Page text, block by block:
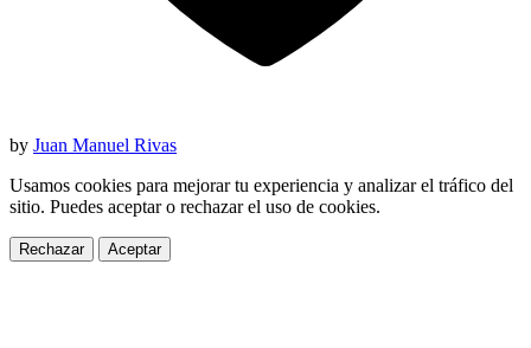
by Juan Manuel Rivas
Usamos cookies para mejorar tu experiencia y analizar el tráfico del
sitio. Puedes aceptar o rechazar el uso de cookies.
Rechazar Aceptar